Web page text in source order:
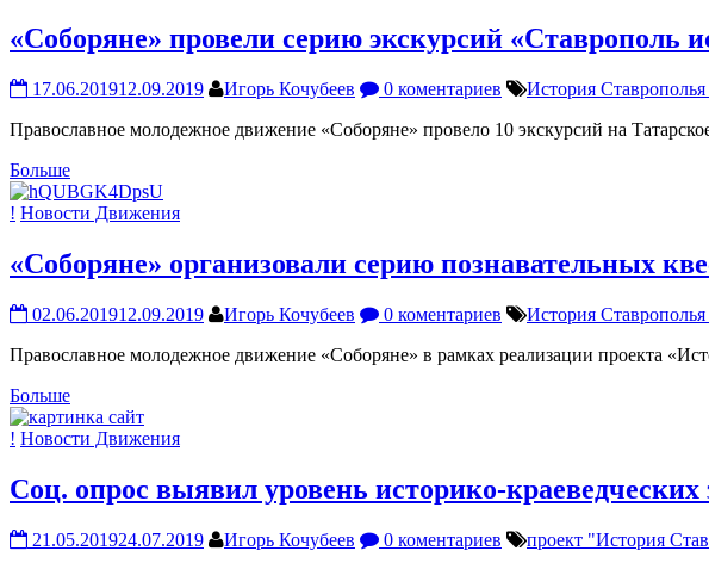
«Соборяне» провели серию экскурсий «Ставрополь
17.06.201912.09.2019 Игорь Кочубеев 0 коментариев
История
Православное молодежное движение «Соборяне» провело 10 экскурсий на
Больше
! Новости Движения
«Соборяне» организовали серию познавательных
02.06.201912.09.2019 Игорь Кочубеев 0 коментариев
История
Православное молодежное движение «Соборяне» в рамках реализации проекта
Больше
! Новости Движения
Соц. опрос выявил уровень историко-краеведческих
21.05.201924.07.2019 Игорь Кочубеев 0 коментариев
проект "История